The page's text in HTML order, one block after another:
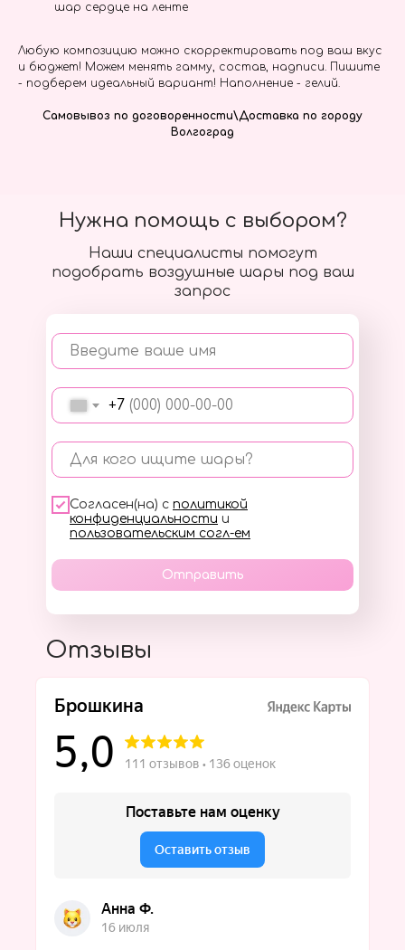
шар сердце на ленте
Любую композицию можно скорректировать под ваш вкус
и бюджет! Можем менять гамму, состав, надписи. Пишите
- подберем идеальный вариант! Наполнение - гелий.
Самовывоз по договоренности\Доставка по городу
Волгоград
Наши специалисты помогут
подобрать воздушные шары под ваш
запрос
Введите ваше имя
+7
Для кого ищите шары?
Согласен(на) с политикой
конфиденциальности и
пользовательским согл-ем
Отправить
Нужна помощь с выбором?
Отзывы